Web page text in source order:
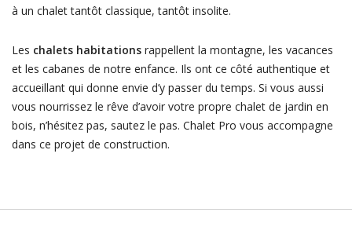
à un chalet tantôt classique, tantôt insolite.
Les chalets habitationsrappellent la montagne, les vacances
et les cabanes de notre enfance. Ils ont ce côté authentique et
accueillant qui donne envie d’y passer du temps. Si vous aussi
vous nourrissez le rêve d’avoir votre propre chalet de jardin en
bois, n’hésitez pas, sautez le pas. Chalet Pro vous accompagne
dans ce projet de construction.